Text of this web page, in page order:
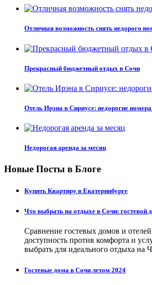
Отличная возможность снять недорого
Прекрасный бюджетный отдых в Сочи
Отель Ирэна в Сириусе: недорогие
Недорогая аренда за месяц
Новые Посты в Блоге
Купить Квартиру в Екатеринбурге
Что выбрать на отдыхе в Сочи: гостевой
Сравнение гостевых домов и
доступность против комфорта и
выбрать для идеального отдыха на
Гостевые дома в Сочи летом 2024